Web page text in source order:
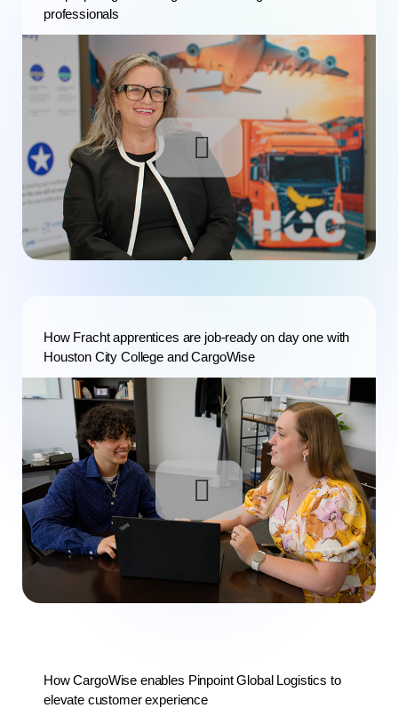
professionals
How Fracht apprentices are job-ready on day one with
Houston City College and CargoWise
How CargoWise enables Pinpoint Global Logistics to
elevate customer experience